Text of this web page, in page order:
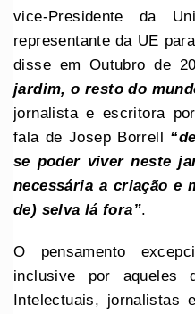
vice-Presidente da
representante da UE
disse em Outubro de
jardim, o resto do
jornalista e escritora
fala de Josep Borrell
se poder viver neste
necessária a criação e
de) selva lá fora”.
O pensamento
inclusive por aqueles
Intelectuais, jornalistas